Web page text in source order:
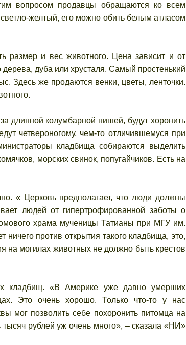
вопросом продавцы обращаются ко всем
желтый, его можно обить белым атласом
размер и вес животного. Цена зависит и от
дерева, дуба или хрусталя. Самый простенький
Здесь же продаются венки, цветы, ленточки.
длинной колумбарной нишей, будут хоронить
четвероногому, чем-то отличившемуся при
кладбища собираются выделить
морских свинок, попугайчиков. Есть на
« Церковь предполагает, что люди должны
людей от гипертрофированной заботы о
храма мученицы Татианы при МГУ им.
против открытия такого кладбища, это,
на могилах животных не должно быть крестов
кладбищ. «В Америке уже давно умерших
Это очень хорошо. Только что-то у нас
мог позволить себе похоронить питомца на
рублей уж очень много», – сказала «НИ»